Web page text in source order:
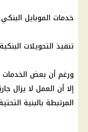
خدمات الموبايل
تنفيذ التحويلات
ورغم أن بعض الخدمات
إلا أن العمل لا يزال
المرتبطة بالبنية